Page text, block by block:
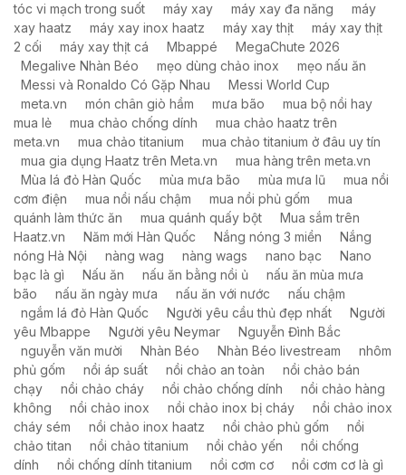
tóc vi mạch trong suốt
máy xay máy xay đa năng
máy
xay haatz
máy xay inox haatz máy xay thịt
máy xay thịt
2 cối
máy xay thịt cá Mbappé
MegaChute 2026
Megalive Nhàn Béo
mẹo dùng chảo inox
mẹo nấu ăn
Messi và Ronaldo Có Gặp Nhau
Messi World Cup
meta.vn
món chân giò hầm mưa bão
mua bộ nồi hay
mua lẻ
mua chảo chống dính
mua chảo haatz trên
meta.vn
mua chảo titanium
mua chảo titanium ở đâu uy tín
mua gia dụng Haatz trên Meta.vn
mua hàng trên meta.vn
Mùa lá đỏ Hàn Quốc
mùa mưa bão mùa mưa lũ
mua nồi
cơm điện
mua nồi nấu chậm mua nồi phủ gốm
mua
quánh làm thức ăn
mua quánh quấy bột
Mua sắm trên
Haatz.vn
Năm mới Hàn Quốc Nắng nóng 3 miền
Nắng
nóng Hà Nội
nàng wag nàng wags nano bạc
Nano
bạc là gì
Nấu ăn nấu ăn bằng nồi ủ
nấu ăn mùa mưa
bão
nấu ăn ngày mưa nấu ăn với nước
nấu chậm
ngắm lá đỏ Hàn Quốc
Người yêu cầu thủ đẹp nhất
Người
yêu Mbappe
Người yêu Neymar
Nguyễn Đình Bắc
nguyễn văn mười
Nhàn Béo Nhàn Béo livestream
nhôm
phủ gốm
nồi áp suất nồi chảo an toàn
nồi chảo bán
chạy
nồi chảo cháy nồi chảo chống dính
nồi chảo hàng
không
nồi chảo inox nồi chảo inox bị cháy
nồi chảo inox
cháy sém
nồi chảo inox haatz nồi chảo phủ gốm
nồi
chảo titan
nồi chảo titanium nồi chảo yến
nồi chống
dính
nồi chống dính titanium nồi cơm cơ
nồi cơm cơ là gì